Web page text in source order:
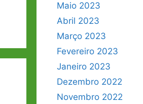
Maio 2023
Abril 2023
Março 2023
Fevereiro 2023
Janeiro 2023
Dezembro 2022
Novembro 2022